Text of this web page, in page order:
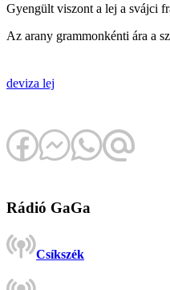
Gyengült viszont a lej a svájci
Az arany grammonkénti ára a
deviza lej
Rádió GaGa
Csíkszék